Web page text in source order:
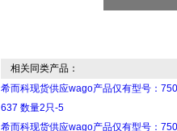
相关同类产品：
希而科现货供应wago产品仅有型号：
637 数量2只-5
希而科现货供应wago产品仅有型号：